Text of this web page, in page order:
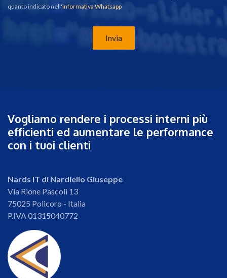
quanto indicato nell'informativa Whatsapp
Invia
Vogliamo rendere i processi interni più
efficienti ed aumentare le performance
con i tuoi clienti
Nards IT di Nardiello Giuseppe
Via Rione Pascoli 13
75025 Policoro - Italia
P.IVA 01315040772